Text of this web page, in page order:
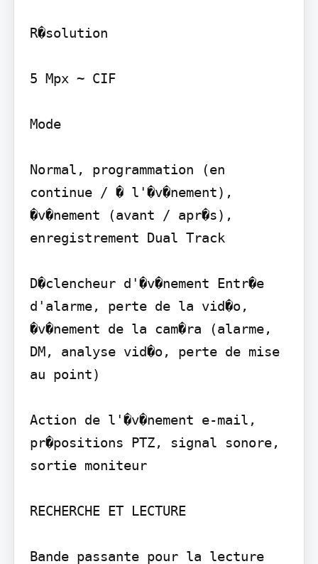
R�solution
5 Mpx ~ CIF
Mode
Normal, programmation (en
continue / � l'�v�nement),
�v�nement (avant / apr�s),
enregistrement Dual Track
D�clencheur d'�v�nement Entr�e
d'alarme, perte de la vid�o,
�v�nement de la cam�ra (alarme,
DM, analyse vid�o, perte de mise
au point)
Action de l'�v�nement e-mail,
pr�positions PTZ, signal sonore,
sortie moniteur
RECHERCHE ET LECTURE
Bande passante pour la lecture